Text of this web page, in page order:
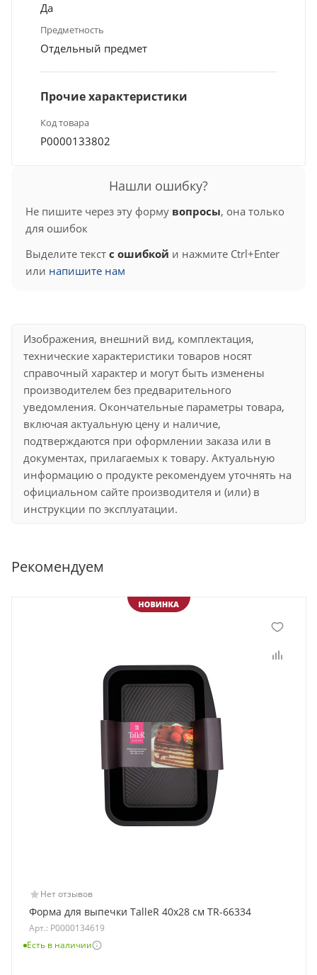
Да
Предметность
Отдельный предмет
Прочие характеристики
Код товара
Р0000133802
Нашли ошибку?
Не пишите через эту форму вопросы, она только
для ошибок
Выделите текст с ошибкой и нажмите Ctrl+Enter
или напишите нам
Изображения, внешний вид, комплектация,
технические характеристики товаров носят
справочный характер и могут быть изменены
производителем без предварительного
уведомления. Окончательные параметры товара,
включая актуальную цену и наличие,
подтверждаются при оформлении заказа или в
документах, прилагаемых к товару. Актуальную
информацию о продукте рекомендуем уточнять на
официальном сайте производителя и (или) в
инструкции по эксплуатации.
Рекомендуем
Нет отзывов
Форма для выпечки TalleR 40х28 см TR-66334
Арт.: Р0000134619
Есть в наличии